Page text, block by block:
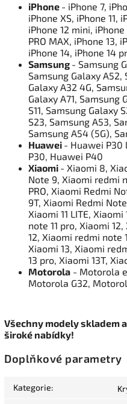
iPhone - iPhone 7,
iPhone XS, iPhone 11,
iPhone 12 mini, iPhone
PRO MAX, iPhone 13,
iPhone 14, iPhone 14
Samsung - Samsung
Samsung Galaxy A52,
Galaxy A32 4G,
Galaxy A71, Samsung
S11, Samsung Galaxy
S23, Samsung A53,
Samsung A54 (5G),
Huawei - Huawei P30
P30, Huawei P40
Xiaomi - Xiaomi 8,
Note 9, Xiaomi redmi
PRO, Xiaomi Redmi
9T, Xiaomi Redmi
Xiaomi 11 LITE,
note 11 pro, Xiaomi
12, Xiaomi redmi note
Xiaomi 13, Xiaomi
13 pro, Xiaomi 13T,
Motorola - Motorola
Motorola G32,
Všechny modely skladem
široké nabídky!
Doplňkové parametry
Kategorie: